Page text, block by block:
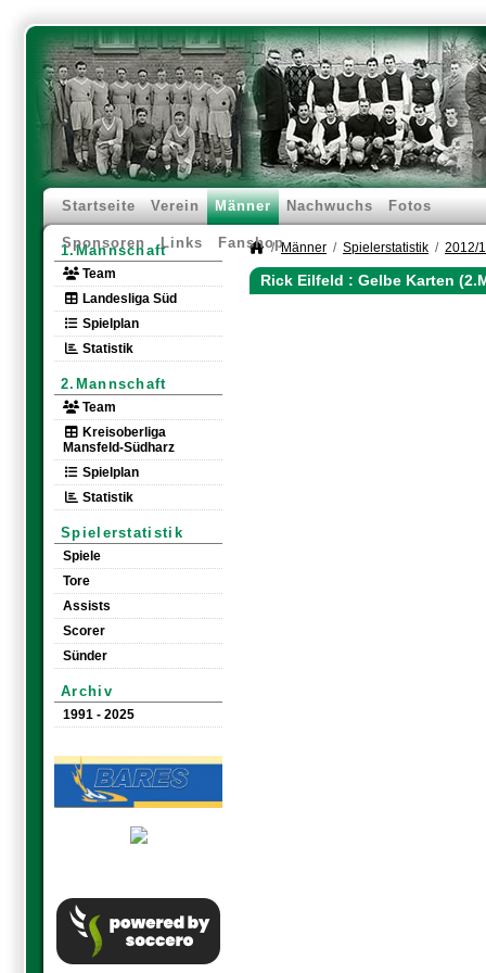
Startseite Verein Männer Nachwuchs Fotos
Sponsoren Links Fanshop
1.Mannschaft
Team
Landesliga Süd
Spielplan
Statistik
2.Mannschaft
Team
Kreisoberliga
Mansfeld-Südharz
Spielplan
Statistik
Spielerstatistik
Spiele
Tore
Assists
Scorer
Sünder
Archiv
1991 - 2025
Männer Spielerstatistik 2012/
Rick Eilfeld : Gelbe Karten